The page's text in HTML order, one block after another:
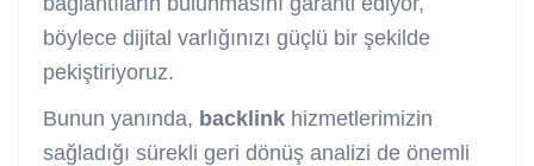
böylece dijital varlığınızı güçlü bir şekilde
pekiştiriyoruz.
Bunun yanında, backlink hizmetlerimizin
sağladığı sürekli geri dönüş analizi de önemli